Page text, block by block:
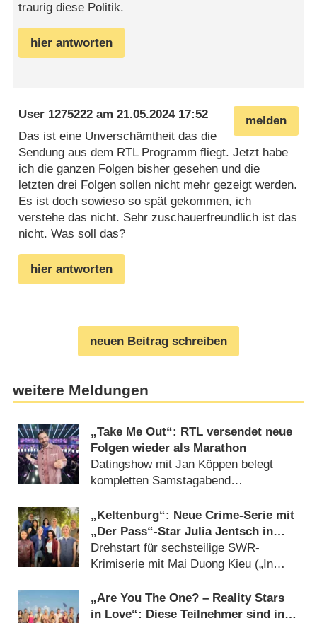
traurig diese Politik.
hier antworten
melden
User 1275222 am21.05.2024 17:52
Das ist eine Unverschämtheit das die
Sendung aus dem RTL Programm fliegt. Jetzt habe
ich die ganzen Folgen bisher gesehen und die
letzten drei Folgen sollen nicht mehr gezeigt werden.
Es ist doch sowieso so spät gekommen, ich
verstehe das nicht. Sehr zuschauerfreundlich ist das
nicht. Was soll das?
hier antworten
neuen Beitrag schreiben
weitere Meldungen
„Take Me Out“: RTL versendet neue
Folgen wieder als Marathon
Datingshow mit Jan Köppen belegt
kompletten Samstagabend
„Keltenburg“: Neue Crime-Serie mit
„Der Pass“-Star Julia Jentsch in
Arbeit
Drehstart für sechsteilige SWR-
Krimiserie mit Mai Duong Kieu („In
„Are You The One? – Reality Stars
in Love“: Diese Teilnehmer sind in